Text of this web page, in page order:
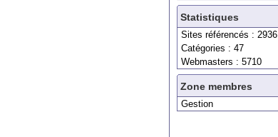
Statistiques
Sites référencés : 2936
Catégories : 47
Webmasters : 5710
Zone membres
Gestion